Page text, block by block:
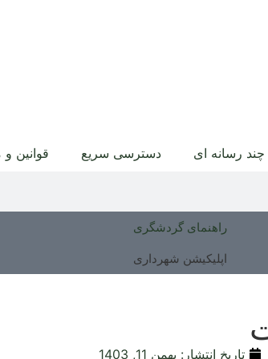
چند رسانه ای دسترسی سریع قوانین
راهنمای گردشگری
اپلیکیشن شهرداری
تاریخ انتشار: بهمن 11, 1403